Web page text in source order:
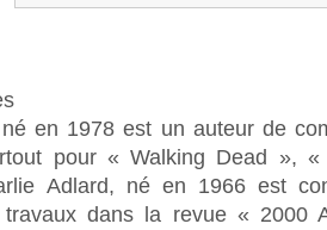
en 1978 est un auteur de
pour « Walking Dead »,
Adlard, né en 1966 est
dans la revue « 2000